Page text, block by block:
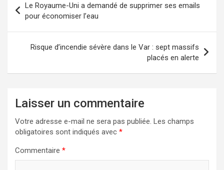
de
l’article
Le Royaume-Uni a demandé de supprimer ses emails
pour économiser l’eau
Risque d’incendie sévère dans le Var : sept massifs
placés en alerte
Laisser un commentaire
Votre adresse e-mail ne sera pas publiée. Les champs
obligatoires sont indiqués avec *
Commentaire *